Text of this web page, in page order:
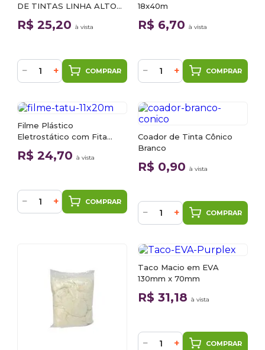
DE TINTAS LINHA ALTO
SOLIDOS
R$ 25,20 à vista
− + COMPRAR
18x40m
R$ 6,70 à vista
− + COMPRAR
Filme Plástico
Eletrostático com Fita
Crepe 1,1m x 20m Tatu
R$ 24,70 à vista
− + COMPRAR
Coador de Tinta Cônico
Branco
R$ 0,90 à vista
− + COMPRAR
Taco Macio em EVA
130mm x 70mm
R$ 31,18 à vista
− + COMPRAR